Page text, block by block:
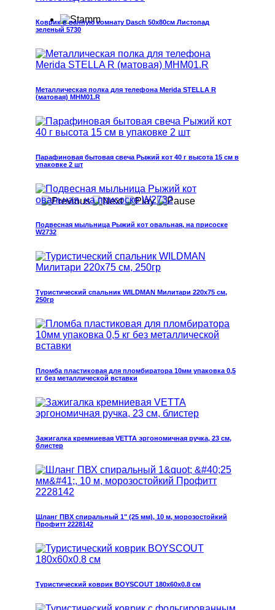
Коврик в ванную комнату Dasch 50x80см Листопад
зеленый 5730
Металлическая полка для телефона Merida STELLA R
(матовая) MHM01.R
Парафиновая бытовая свеча Рыжий кот 40 г высота 15 см в
упаковке 2 шт
Подвесная мыльница Рыжий кот овальная, на присоске
W2732
Туристический спальник WILDMAN Милитари 220х75 см,
250гр
Пломба пластиковая для пломбиратора 10мм упаковка 0,5
кг без металлической вставки
Зажигалка кремниевая VETTA эргономичная ручка, 23 см,
блистер
Шланг ПВХ спиральный 1" (25 мм), 10 м, морозостойкий
Профитт 2228142
Туристический коврик BOYSCOUT 180х60х0.8 см